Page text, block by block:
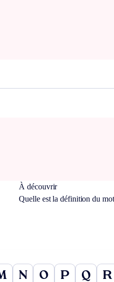
À découvrir
Quelle est la définition du mot
N O P Q R